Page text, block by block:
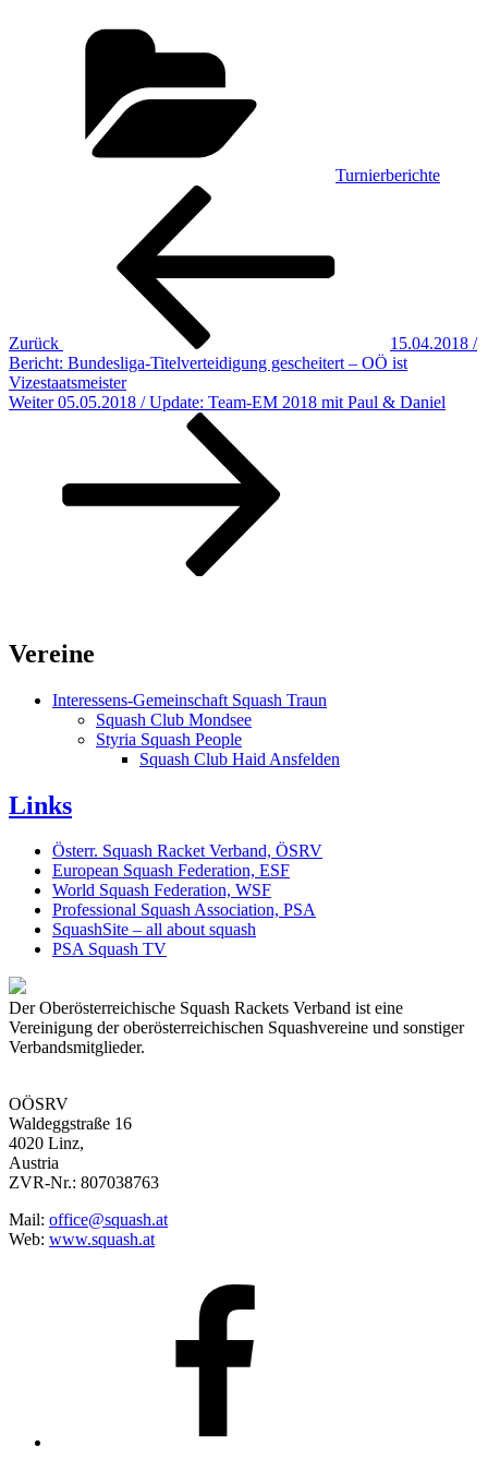
Turnierberichte
Beitragsnavigation
Zurück
15.04.2018 /
Bericht: Bundesliga-Titelverteidigung gescheitert – OÖ ist
Vizestaatsmeister
Nächster
Weiter 05.05.2018 / Update: Team-EM 2018 mit Paul & Daniel
Vereine
Interessens-Gemeinschaft Squash Traun
Squash Club Mondsee
Styria Squash People
Squash Club Haid Ansfelden
Links
Österr. Squash Racket Verband, ÖSRV
European Squash Federation, ESF
World Squash Federation, WSF
Professional Squash Association, PSA
SquashSite – all about squash
PSA Squash TV
Der Oberösterreichische Squash Rackets Verband ist eine
Vereinigung der oberösterreichischen Squashvereine und sonstiger
Verbandsmitglieder.
OÖSRV
Waldeggstraße 16
4020 Linz,
Austria
ZVR-Nr.: 807038763
Mail: office@squash.at
Web: www.squash.at